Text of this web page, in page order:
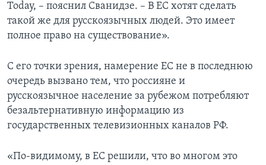
Today, – пояснил Сванидзе. – В ЕС хотят сделать
такой же для русскоязычных людей. Это имеет
полное право на существование».
С его точки зрения, намерение ЕС не в последнюю
очередь вызвано тем, что россияне и
русскоязычное население за рубежом потребляют
безальтернативную информацию из
государственных телевизионных каналов РФ.
«По-видимому, в ЕС решили, что во многом это